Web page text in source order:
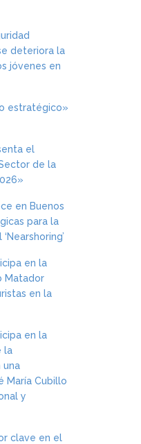
deteriora la
jóvenes en
estratégico»
el
de la
en Buenos
para la
en la
Matador
en la
en la
la
una
María Cubillo
y
clave en el